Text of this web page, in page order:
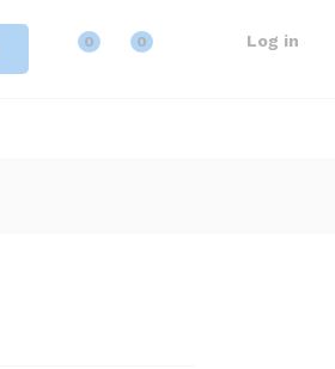
0 0 Log in